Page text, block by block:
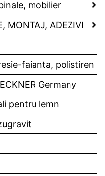
mobilier
MONTAJ, ADEZIVI
faianta, polistiren
Germany
pentru lemn